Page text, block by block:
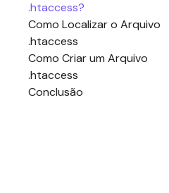
.htaccess?
Como Localizar o Arquivo
.htaccess
Como Criar um Arquivo
.htaccess
Conclusão